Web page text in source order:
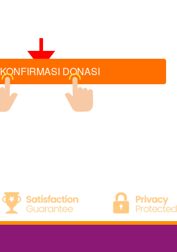
KONFIRMASI DONASI